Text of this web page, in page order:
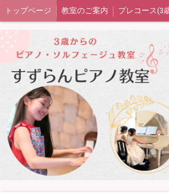
トップページ 教室のご案内
大人のピアノコース 発表会・室内楽・ワークショップ
教室blog プライバシーポリシー